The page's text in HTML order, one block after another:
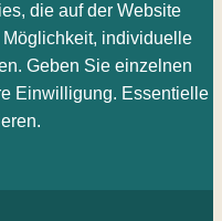
die auf der Website
individuelle
Geben Sie einzelnen
Einwilligung. Essentielle